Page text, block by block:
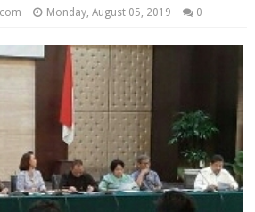
Monday, August 05, 2019 0